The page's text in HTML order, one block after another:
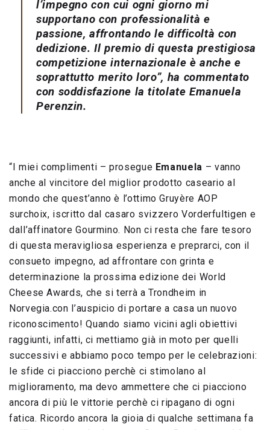
l’impegno con cui ogni giorno mi
supportano con professionalità e
passione, affrontando le difficoltà con
dedizione. Il premio di questa prestigiosa
competizione internazionale è anche e
soprattutto merito loro”, ha commentato
con soddisfazione la titolate Emanuela
Perenzin.
“I miei complimenti – prosegue Emanuela – vanno
anche al vincitore del miglior prodotto caseario al
mondo che quest’anno è l’ottimo Gruyère AOP
surchoix, iscritto dal casaro svizzero Vorderfultigen e
dall’affinatore Gourmino. Non ci resta che fare tesoro
di questa meravigliosa esperienza e preprarci, con il
consueto impegno, ad affrontare con grinta e
determinazione la prossima edizione dei World
Cheese Awards, che si terrà a Trondheim in
Norvegia.con l’auspicio di portare a casa un nuovo
riconoscimento! Quando siamo vicini agli obiettivi
raggiunti, infatti, ci mettiamo già in moto per quelli
successivi e abbiamo poco tempo per le celebrazioni:
le sfide ci piacciono perchè ci stimolano al
miglioramento, ma devo ammettere che ci piacciono
ancora di più le vittorie perchè ci ripagano di ogni
fatica. Ricordo ancora la gioia di qualche settimana fa